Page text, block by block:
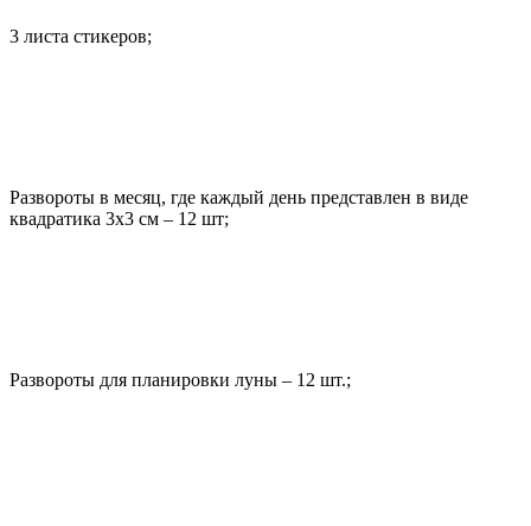
3 листа стикеров;
Развороты в месяц, где каждый день представлен в виде
квадратика 3х3 см – 12 шт;
Развороты для планировки луны – 12 шт.;